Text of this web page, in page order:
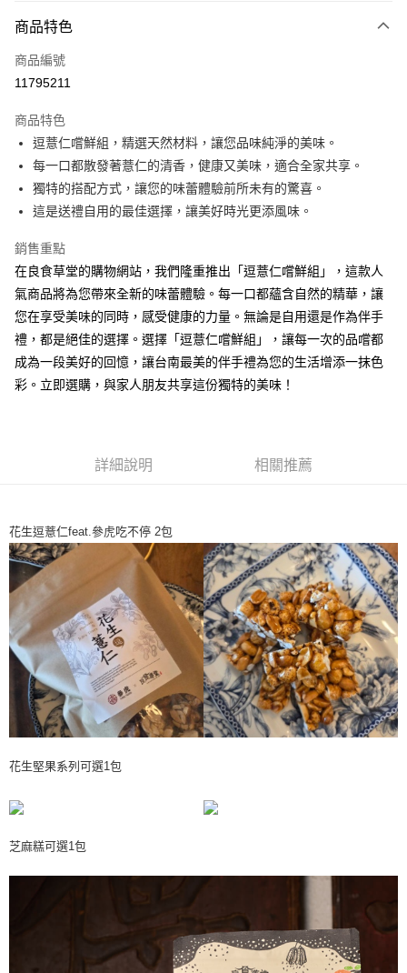
信用卡一次付款
超商取貨付款
街口支付
悠遊付
Google Pay
AFTEE先享後付
相關說明
【關於「AFTEE先享後付」】
AFTEE先享後付是「在收到商品之後才付款」的支付方式。 讓您購物簡單
便利好安心！
１．簡單：不需註冊會員、不需綁卡、不需儲值。
２．便利：只要手機號碼，簡訊認證，即可結帳。
３．安心：先確認商品／服務後，再付款。
３．收到繳費通知簡訊後14天內，點擊此簡訊中的連結，可透過四大超商／
後付繳納相關費用。
※ 交易是否成功請以「AFTEE先享後付 」之結帳頁面顯示為準，若有關於
是否繳費成功／繳費後需取消欲退款等相關疑問，請聯繫「AFTEE先享後付
客戶支援中心」
https://netprotections.freshdesk.com/support/home
【注意事項】
１．透過由恩沛科技股份有限公司提供之「AFTEE先享後付」服務完成之交
易，需依本服務之必要範圍內提供個人資料，並將交易相關給付款項請求債
權轉讓予恩沛科技股份有限公司。
２．關於個人資料處理事宜，請瀏覽以下網址：
https://aftee.tw/terms/#terms3
３．未成年的使用者請事先徵得法定代理人或監護人之同意方可使用
「AFTEE先享後付」，若未經同意申辦者引起之損失，本公司不負相關責
任。
時審查核予不同之上限額度；若仍有額度不足之情形，本公司將視審查結果
５．嚴禁一人註冊多個帳號或使用他人資訊註冊。若發現惡意使用之情形，
全家到付【免運系列】
免運費
全家取貨【免運系列】
免運費
宅配
每筆NT$150，滿NT$2,000(含以上)免運費
商品特色
商品編號
11795211
商品特色
逗薏仁嚐鮮組，精選天然材料，讓您品味純淨的美味。
每一口都散發著薏仁的清香，健康又美味，適合全家共享。
獨特的搭配方式，讓您的味蕾體驗前所未有的驚喜。
這是送禮自用的最佳選擇，讓美好時光更添風味。
銷售重點
在良食草堂的購物網站，我們隆重推出「逗薏仁嚐鮮組」，這款人
氣商品將為您帶來全新的味蕾體驗。每一口都蘊含自然的精華，讓
您在享受美味的同時，感受健康的力量。無論是自用還是作為伴手
禮，都是絕佳的選擇。選擇「逗薏仁嚐鮮組」，讓每一次的品嚐都
成為一段美好的回憶，讓台南最美的伴手禮為您的生活增添一抹色
彩。立即選購，與家人朋友共享這份獨特的美味！
詳細說明 相關推薦
花生逗薏仁feat.參虎吃不停 2包
花生堅果系列可選1包
芝麻糕可選1包